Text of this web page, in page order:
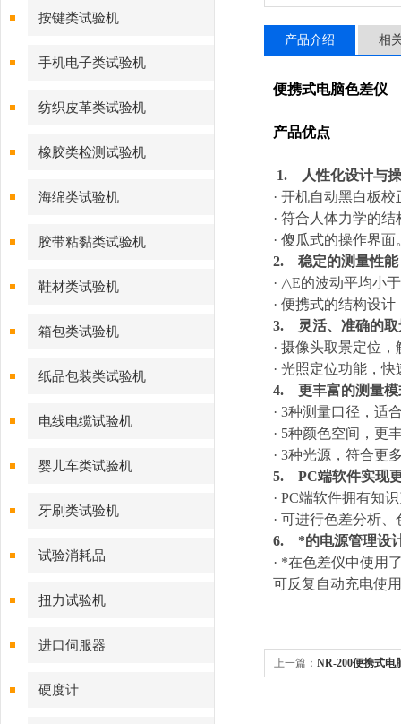
按键类试验机
手机电子类试验机
纺织皮革类试验机
橡胶类检测试验机
海绵类试验机
胶带粘黏类试验机
鞋材类试验机
箱包类试验机
纸品包装类试验机
电线电缆试验机
婴儿车类试验机
牙刷类试验机
试验消耗品
扭力试验机
进口伺服器
硬度计
产品介绍 相
便携式电脑色差仪
产品优点
1. 人性化设计与
· 开机自动黑白板校
· 符合人体力学的结
· 傻瓜式的操作界面
2. 稳定的测量性能
· △E的波动平均小
· 便携式的结构设
3. 灵活、准确的取
· 摄像头取景定位
· 光照定位功能，
4. 更丰富的测量模
· 3种测量口径，适
· 5种颜色空间，更
· 3种光源，符合更
5. PC端软件实现
· PC端软件拥有知
· 可进行色差分析
6. *的电源管理设
· *在色差仪中使用
可反复自动充电使
上一篇： NR-200便携式电